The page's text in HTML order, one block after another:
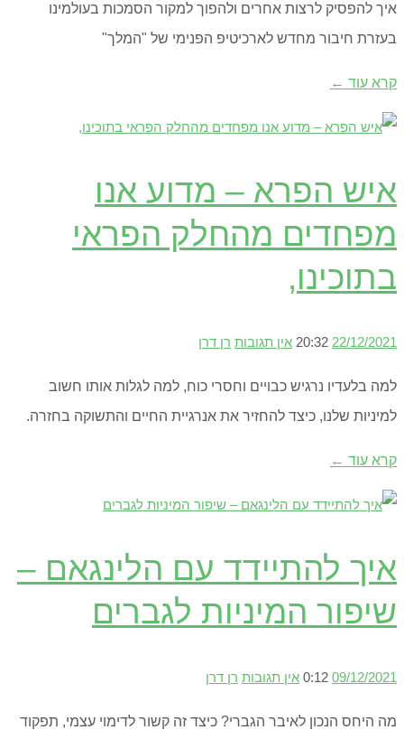
איך להפסיק לרצות אחרים ולהפוך למקור הסמכות בעולמינו
בעזרת חיבור מחדש לארכיטיפ הפנימי של "המלך"
קרא עוד ←
איש הפרא – מדוע אנו
מפחדים מהחלק הפראי
בתוכינו,
22/12/2021
20:32 אין תגובות רן דרן
למה בלעדיו נרגיש כבויים וחסרי כוח, למה לגלות אותו חשוב
למיניות שלנו, כיצד להחזיר את אנרגיית החיים והתשוקה בחזרה.
קרא עוד ←
איך להתיידד עם הלינגאם –
שיפור המיניות לגברים
09/12/2021
0:12 אין תגובות רן דרן
מה היחס הנכון לאיבר הגברי? כיצד זה קשור לדימוי עצמי, תפקוד